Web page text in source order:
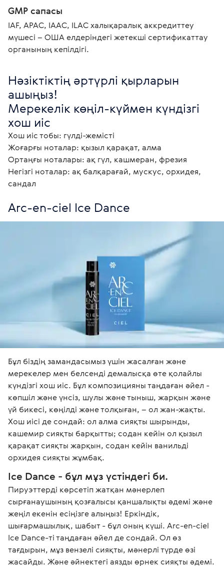
GMP сапасы
IAF, APAC, IAAC, ILAC халықаралық аккредиттеу
мүшесі – ОША елдеріндегі жетекші сертификаттау
органының кепілдігі.
Нәзіктіктің әртүрлі қырларын
ашыңыз!
Мерекелік көңіл-күймен күндізгі
хош иіс
Хош иіс тобы: гүлді-жемісті
Жоғарғы ноталар: қызыл қарақат, алма
Ортаңғы ноталары: ақ гүл, кашмеран, фрезия
Негізгі ноталар: ақ балқарағай, мускус, орхидея,
сандал
Arc-en-ciel Ice Dance
Бұл біздің замандасымыз үшін жасалған және
мерекелер мен белсенді демалысқа өте қолайлы
күндізгі хош иіс. Бұл композицияны таңдаған әйел -
көпшіл және үнсіз, шулы және тыныш, жарқын және
үй бикесі, көңілді және толқыған, – ол жан-жақты.
Хош иісі де сондай: ол алма сияқты шырынды,
кашемир сияқты барқытты; содан кейін ол қызыл
қарақат сияқты жарқын, содан кейін ванильді
орхидея сияқты жұмбақ.
Ice Dance - бұл мұз үстіндегі би.
Пируэттерді көрсетіп жатқан мәнерлеп
сырғанаушының қозғалысы қаншалықты әдемі және
жеңіл екенін есіңізге алыңыз! Еркіндік,
шығармашылық, шабыт - бұл оның күші. Arc-en-ciel
Ice Dance-ті таңдаған әйел де сондай. Ол өз
тағдырын, мұз вензелі сияқты, мәнерлі түрде өзі
жасайды. Және әйнектегі аязды өрнек сияқты әдемі.